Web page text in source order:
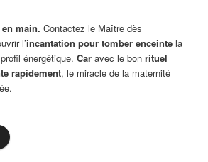
main. Contactez le Maître dès
l’incantation pour tomber enceinte la
énergétique.Car avec le bonrituel
rapidement, le miracle de la maternité